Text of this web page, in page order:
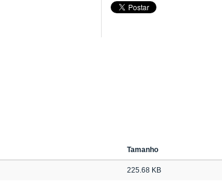
Tamanho
225.68 KB